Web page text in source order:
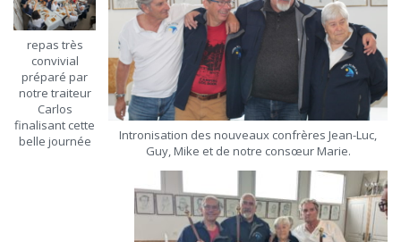
Intronisation des nouveaux confrères Jean-Luc,
Guy, Mike et de notre consœur Marie.
repas très
convivial
préparé par
notre traiteur
Carlos
finalisant cette
belle journée